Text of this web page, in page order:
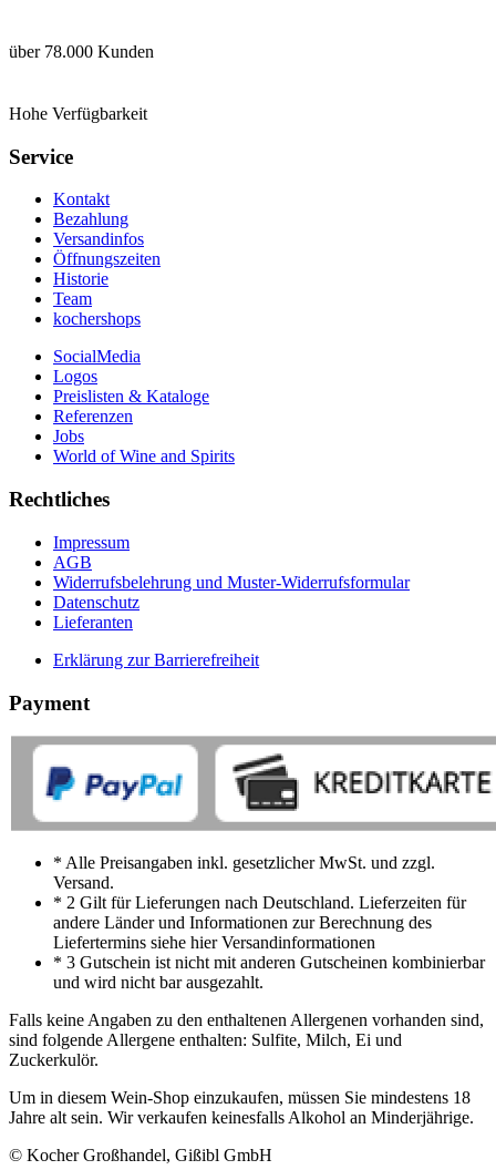
über 78.000 Kunden
Hohe Verfügbarkeit
Service
Kontakt
Bezahlung
Versandinfos
Öffnungszeiten
Historie
Team
kochershops
SocialMedia
Logos
Preislisten & Kataloge
Referenzen
Jobs
World of Wine and Spirits
Rechtliches
Impressum
AGB
Widerrufsbelehrung und Muster-Widerrufsformular
Datenschutz
Lieferanten
Erklärung zur Barrierefreiheit
Payment
* Alle Preisangaben inkl. gesetzlicher MwSt. und zzgl.
Versand.
* 2 Gilt für Lieferungen nach Deutschland. Lieferzeiten für
andere Länder und Informationen zur Berechnung des
Liefertermins siehe hier Versandinformationen
* 3 Gutschein ist nicht mit anderen Gutscheinen kombinierbar
und wird nicht bar ausgezahlt.
Falls keine Angaben zu den enthaltenen Allergenen vorhanden sind,
sind folgende Allergene enthalten: Sulfite, Milch, Ei und
Zuckerkulör.
Um in diesem Wein-Shop einzukaufen, müssen Sie mindestens 18
Jahre alt sein. Wir verkaufen keinesfalls Alkohol an Minderjährige.
© Kocher Großhandel, Gißibl GmbH